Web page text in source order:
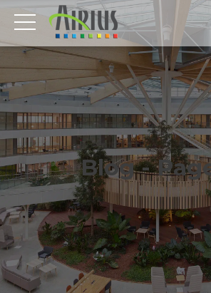
Blog -